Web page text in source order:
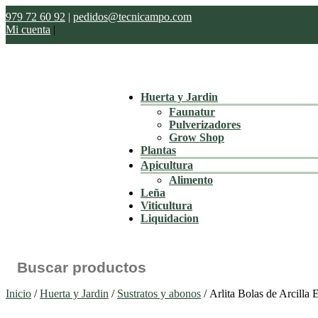
979 72 60 92 | pedidos@tecnicampo.com
Mi cuenta |
Huerta y Jardin
Faunatur
Pulverizadores
Grow Shop
Plantas
Apicultura
Alimento
Leña
Viticultura
Liquidacion
Inicio /Huerta y Jardin / Sustratos y abonos / Arlita Bolas de Arcilla